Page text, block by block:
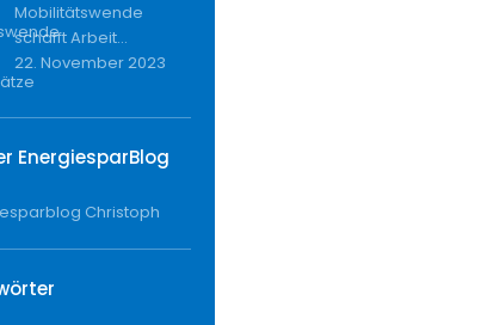
Mobilitätswende
schafft Arbeit...
22. November 2023
EnergiesparBlog